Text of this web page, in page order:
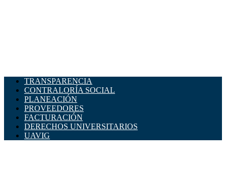
TRANSPARENCIA
CONTRALORÍA SOCIAL
PLANEACIÓN
PROVEEDORES
FACTURACIÓN
DERECHOS UNIVERSITARIOS
UAVIG